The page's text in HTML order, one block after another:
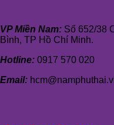
VP Miền Nam: Số 652/38
Bình, TP Hồ Chí Minh.
Hotline: 0917 570 020
Email: